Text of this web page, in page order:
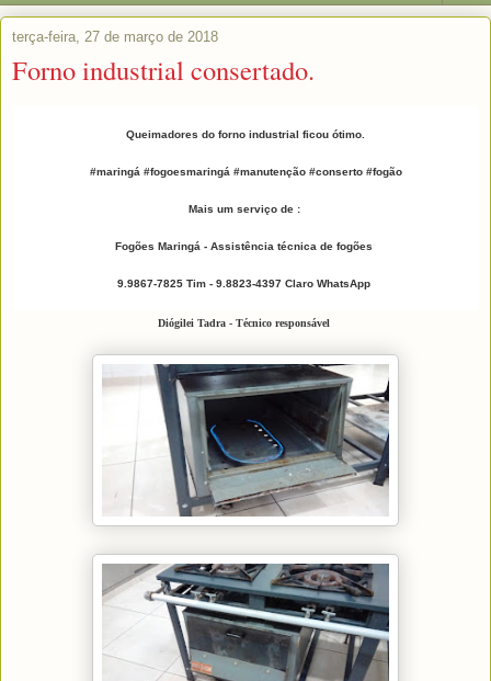
terça-feira, 27 de março de 2018
Forno industrial consertado.
Queimadores do forno industrial ficou ótimo.
#maringá #fogoesmaringá #manutenção #conserto #fogão
Mais um serviço de :
Fogões Maringá - Assistência técnica de fogões
9.9867-7825 Tim - 9.8823-4397 Claro WhatsApp
Diógilei Tadra - Técnico responsável